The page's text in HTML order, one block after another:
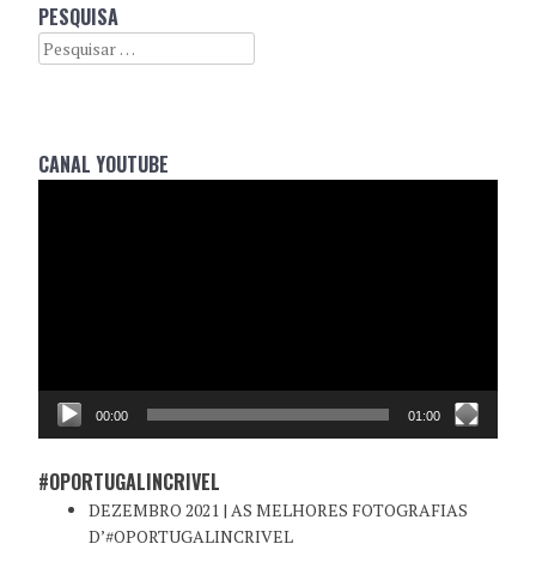
PESQUISA
Search
CANAL YOUTUBE
00:00 01:00
#OPORTUGALINCRIVEL
DEZEMBRO 2021 | AS MELHORES FOTOGRAFIAS
D’#OPORTUGALINCRIVEL